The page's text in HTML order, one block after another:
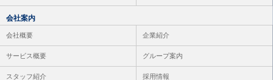
会社案内
会社概要 企業紹介
サービス概要 グループ案内
スタッフ紹介 採用情報